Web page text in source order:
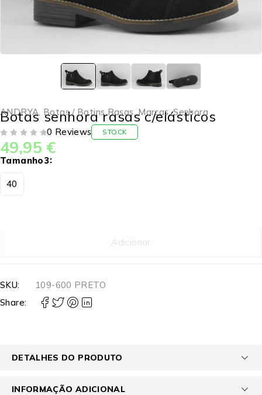
ANDRYA, Botas / Botins Rasas,Marcas,Senhora
Botas senhora rasas c/elásticos
0 Reviews STOCK
49,95 €
Tamanho3
40
Adicionar
SKU:
109-600 PRETO
Share:
DETALHES DO PRODUTO
INFORMAÇÃO ADICIONAL